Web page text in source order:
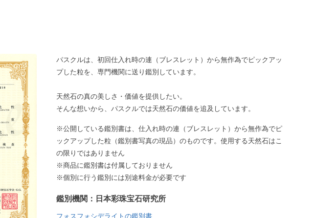
パスクルは、初回仕入れ時の連（ブレスレット）から無作為でピックアッ
プした粒を、専門機関に送り鑑別しています。
天然石の真の美しさ・価値を提供したい。
そんな想いから、パスクルでは天然石の価値を追及しています。
※公開している鑑別書は、仕入れ時の連（ブレスレット）から無作為でピ
ックアップした粒（鑑別書写真の現品）のものです。使用する天然石はこ
の限りではありません
※商品に鑑別書は付属しておりません
※個別に行う鑑別には別途料金が必要です
鑑別機関：日本彩珠宝石研究所
フォスフォシデライトの鑑別書